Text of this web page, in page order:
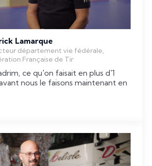
Lamarque
département vie fédérale,
Française de Tir
ce qu'on faisait en plus d'1
nous le faisons maintenant en